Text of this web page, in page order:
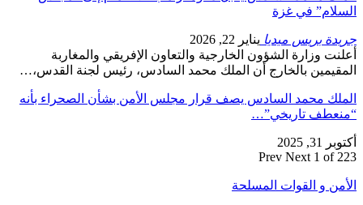
السلام” في غزة
جريدة بريس ميديا يناير 22, 2026
أعلنت وزارة الشؤون الخارجية والتعاون الإفريقي والمغاربة
المقيمين بالخارج أن الملك محمد السادس، رئيس لجنة القدس،…
الملك محمد السادس يصف قرار مجلس الأمن بشأن الصحراء بأنه
“منعطف تاريخي”…
أكتوبر 31, 2025
Prev Next 1 of 223
الأمن و القوات المسلحة